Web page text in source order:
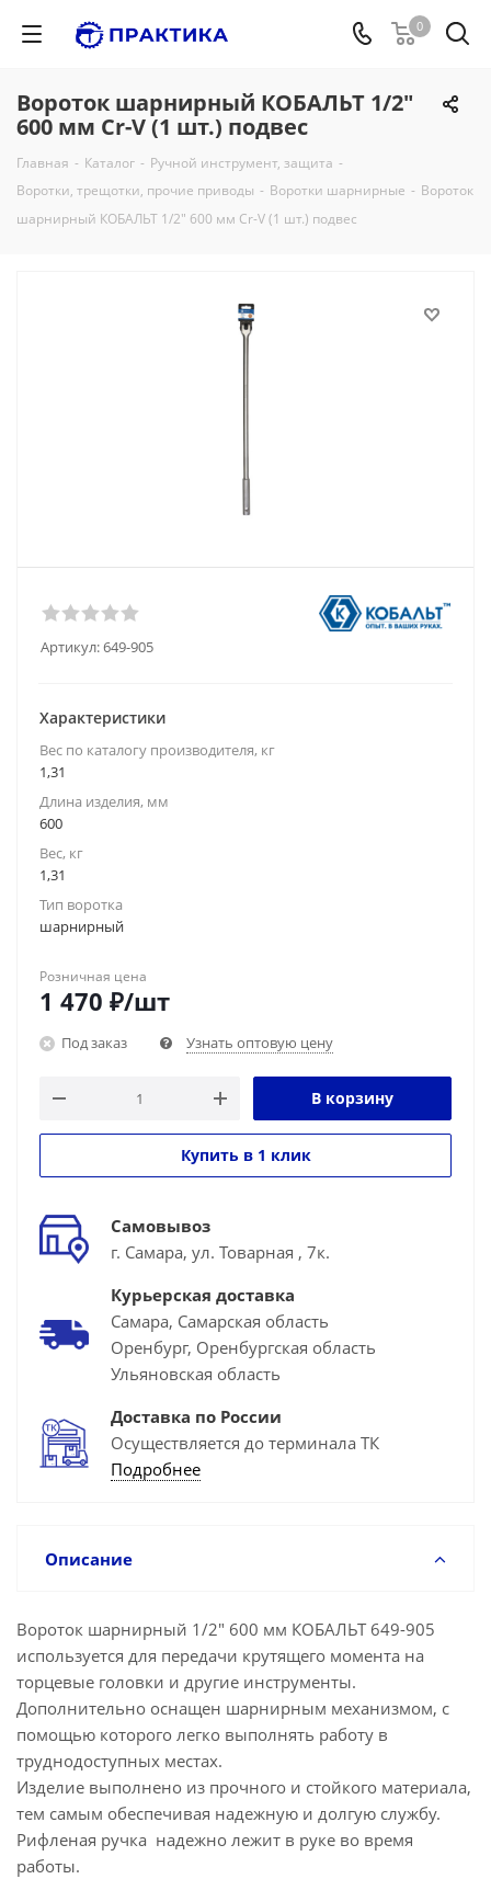
0
Вороток шарнирный КОБАЛЬТ 1/2"
600 мм Cr-V (1 шт.) подвес
Главная - Каталог - Ручной инструмент, защита -
Воротки, трещотки, прочие приводы - Воротки шарнирные - Вороток
шарнирный КОБАЛЬТ 1/2" 600 мм Cr-V (1 шт.) подвес
Артикул:649-905
Характеристики
Вес по каталогу производителя, кг
1,31
Длина изделия, мм
600
Вес, кг
1,31
Тип воротка
шарнирный
Розничная цена
1 470 ₽/шт
Под заказ Узнать оптовую цену
В корзину
Купить в 1 клик
Самовывоз
г. Самара, ул. Товарная , 7к.
Курьерская доставка
Самара, Самарская область
Оренбург, Оренбургская область
Ульяновская область
Доставка по России
Осуществляется до терминала ТК
Подробнее
Описание
Вороток шарнирный 1/2" 600 мм КОБАЛЬТ 649-905
используется для передачи крутящего момента на
торцевые головки и другие инструменты.
Дополнительно оснащен шарнирным механизмом, с
помощью которого легко выполнять работу в
труднодоступных местах.
Изделие выполнено из прочного и стойкого материала,
тем самым обеспечивая надежную и долгую службу.
Рифленая ручка надежно лежит в руке во время
работы.